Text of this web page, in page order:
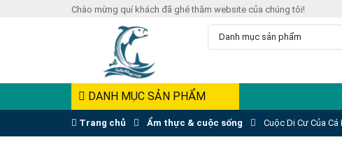
Chào mừng quí khách đã ghé thăm website của chúng tôi!
DANH MỤC SẢN PHẨM
Trang chủ Ẩm thực & cuộc sống Cuộc Di Cư Của Cá